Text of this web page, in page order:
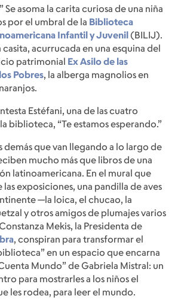
Se asoma la carita curiosa de una niña
por el umbral de la Biblioteca
Infantil y Juvenil(BILIJ).
acurrucada en una esquina del
patrimonial Ex Asilo de las
Pobres, la alberga magnolios en
Estéfani, una de las cuatro
biblioteca, “Te estamos esperando.”
demás que van llegando a lo largo de
mucho más que libros de una
latinoamericana. En el mural que
las exposiciones, una pandilla de aves
—la loica, el chucao, la
y otros amigos de plumajes varios
Mekis, la Presidenta de
, conspiran para transformar el
en un espacio que encarna
Mundo” de Gabriela Mistral: un
para mostrarles a los niños el
les rodea, para leer el mundo.